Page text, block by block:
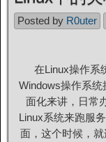
Posted by R0uter
在Linux操作系
Windows操作系
面化来讲，日常
Linux系统来跑服
面，这个时候，就